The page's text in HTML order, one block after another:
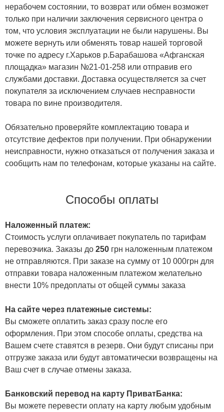
нерабочем состоянии, то возврат или обмен возможет
только при наличии заключения сервисного центра о
том, что условия эксплуатации не были нарушены. Вы
можете вернуть или обменять товар нашей торговой
точке по адресу г.Харьков р.Барабашова «Афганская
площадка» магазин №21-01-258 или отправив его
службами доставки. Доставка осуществляется за счет
покупателя за исключением случаев несправности
товара по вине производителя.
Обязательно проверяйте комплектацию товара и
отсутствие дефектов при получении. При обнаружении
неисправности, нужно отказаться от получения заказа и
сообщить нам по телефонам, которые указаны на сайте.
Способы оплаты
Наложенный платеж:
Стоимость услуги оплачивает покупатель по тарифам
перевозчика. Заказы до 250 грн наложенным платежом
не отправляются. При заказе на сумму от 10 000грн для
отправки товара наложенным платежом желательно
внести 10% предоплаты от общей суммы заказа
На сайте через платежные системы:
Вы сможете оплатить заказ сразу после его
оформления. При этом способе оплаты, средства на
Вашем счете ставятся в резерв. Они будут списаны при
отгрузке заказа или будут автоматически возвращены на
Ваш счет в случае отмены заказа.
Банковский перевод на карту ПриватБанка:
Вы можете перевести оплату на карту любым удобным